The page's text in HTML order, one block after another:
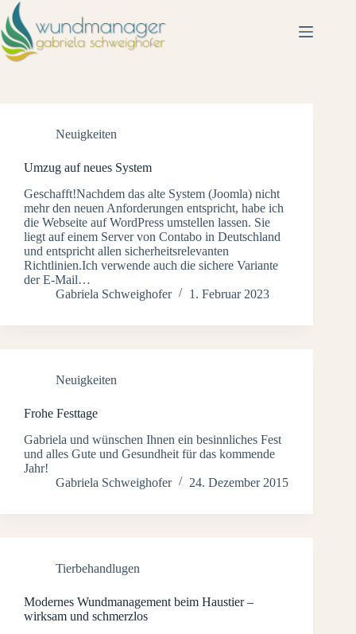
Neuigkeiten
Umzug auf neues System
Geschafft!Nachdem das alte System (Joomla) nicht
mehr den neuen Anforderungen entspricht, habe ich
die Webseite auf WordPress umstellen lassen. Sie
liegt auf einem Server von Contabo in Deutschland
und entspricht allen sicherheitsrelevanten
Richtlinien.Ich verwende auch die sichere Variante
der E-Mail…
Gabriela Schweighofer
1. Februar 2023
Neuigkeiten
Frohe Festtage
Gabriela und wünschen Ihnen ein besinnliches Fest
und alles Gute und Gesundheit für das kommende
Jahr!
Gabriela Schweighofer
24. Dezember 2015
Tierbehandlugen
Modernes Wundmanagement beim Haustier –
wirksam und schmerzlos